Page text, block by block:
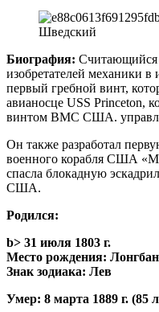
Шведский
Биография: Считающийся
изобретателей механики в
первый гребной винт,
авианосце USS Princeton,
винтом ВМС США.
Он также разработал
военного корабля США
спасла блокадную
США.
Родился:
b> 31 июля 1803 г.
Место рождения:
Знак зодиака: Лев
Умер: 8 марта 1889 г. (85